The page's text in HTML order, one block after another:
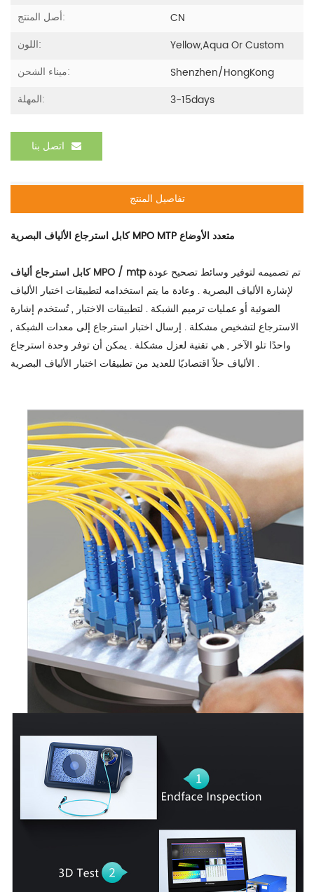
أصل المنتج:
CN
اللون:
Yellow,aqua Or Custom
ميناء الشحن:
Shenzhen/HongKong
المهلة:
3-15days
اتصل بنا
تفاصيل المنتج
كابل استرجاع الألياف البصرية MPO MTP متعدد الأوضاع
كابل استرجاع ألياف MPO / mtpتم تصميمه لتوفير وسائط تصحيح عودة
لإشارة الألياف البصرية . وعادة ما يتم استخدامه لتطبيقات اختبار الألياف
الضوئية أو عمليات ترميم الشبكة . لتطبيقات الاختبار , تُستخدم إشارة
الاسترجاع لتشخيص مشكلة . إرسال اختبار استرجاع إلى معدات الشبكة ,
واحدًا تلو الآخر , هي تقنية لعزل مشكلة . يمكن أن توفر وحدة استرجاع
الألياف حلاً اقتصاديًا للعديد من تطبيقات اختبار الألياف البصرية .